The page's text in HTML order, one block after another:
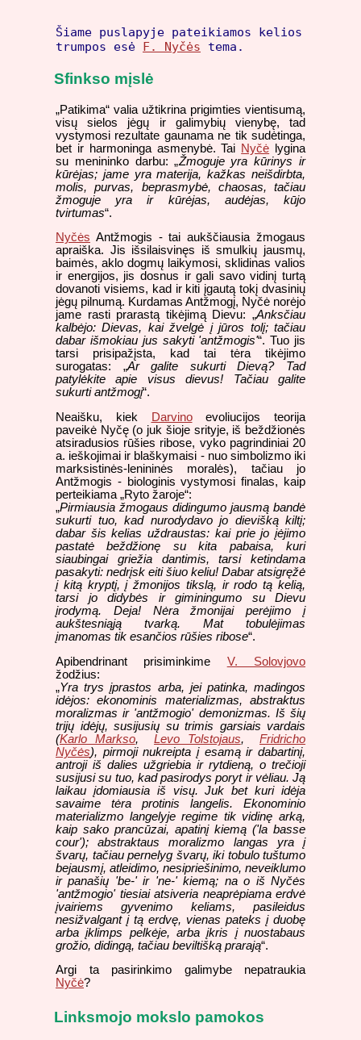
Šiame puslapyje pateikiamos kelios
trumpos esė F. Nyčės tema.
Sfinkso mįslė
„Patikima“ valia užtikrina prigimties vientisumą,
visų sielos jėgų ir galimybių vienybę, tad
vystymosi rezultate gaunama ne tik sudėtinga,
bet ir harmoninga asmenybė. Tai Nyčė lygina
su menininko darbu: „Žmoguje yra kūrinys ir
kūrėjas; jame yra materija, kažkas neišdirbta,
molis, purvas, beprasmybė, chaosas, tačiau
žmoguje yra ir kūrėjas, audėjas, kūjo
tvirtumas“.
Nyčės Antžmogis - tai aukščiausia žmogaus
apraiška. Jis išsilaisvinęs iš smulkių jausmų,
baimės, aklo dogmų laikymosi, sklidinas valios
ir energijos, jis dosnus ir gali savo vidinį turtą
dovanoti visiems, kad ir kiti įgautą tokį dvasinių
jėgų pilnumą. Kurdamas Antžmogį, Nyčė norėjo
jame rasti prarastą tikėjimą Dievu: „Anksčiau
kalbėjo: Dievas, kai žvelgė į jūros tolį; tačiau
dabar išmokiau jus sakyti 'antžmogis'“. Tuo jis
tarsi prisipažįsta, kad tai tėra tikėjimo
surogatas: „Ar galite sukurti Dievą? Tad
patylėkite apie visus dievus! Tačiau galite
sukurti antžmogį“.
Neaišku, kiek
Darvinoevoliucijos teorija
paveikė Nyčę (o juk šioje srityje, iš beždžionės
atsiradusios rūšies ribose, vyko pagrindiniai 20
a. ieškojimai ir blaškymaisi - nuo simbolizmo iki
marksistinės-lenininės moralės), tačiau jo
Antžmogis - biologinis vystymosi finalas, kaip
perteikiama „Ryto žaroje“:
„Pirmiausia žmogaus didingumo jausmą bandė
sukurti tuo, kad nurodydavo jo dievišką kiltį;
dabar šis kelias uždraustas: kai prie jo įėjimo
pastatė beždžionę su kita pabaisa, kuri
siaubingai griežia dantimis, tarsi ketindama
pasakyti: nedrįsk eiti šiuo keliu! Dabar atsigręžė
į kitą kryptį, į žmonijos tikslą, ir rodo tą kelią,
tarsi jo didybės ir giminingumo su Dievu
įrodymą. Deja! Nėra žmonijai perėjimo į
aukštesniąją tvarką. Mat tobulėjimas
įmanomas tik esančios rūšies ribose“.
Apibendrinant prisiminkime V. Solovjovo
žodžius:
„Yra trys įprastos arba, jei patinka, madingos
idėjos: ekonominis materializmas, abstraktus
moralizmas ir 'antžmogio' demonizmas. Iš šių
trijų idėjų, susijusių su trimis garsiais vardais
(Karlo Markso,Levo Tolstojaus,Fridricho
Nyčės), pirmoji nukreipta į esamą ir dabartinį,
antroji iš dalies užgriebia ir rytdieną, o trečioji
susijusi su tuo, kad pasirodys poryt ir vėliau. Ją
laikau įdomiausia iš visų. Juk bet kuri idėja
savaime tėra protinis langelis. Ekonominio
materializmo langelyje regime tik vidinę arką,
kaip sako prancūzai, apatinį kiemą ('la basse
cour'); abstraktaus moralizmo langas yra į
švarų, tačiau pernelyg švarų, iki tobulo tuštumo
bejausmį, atleidimo, nesipriešinimo, neveiklumo
ir panašių 'be-' ir 'ne-' kiemą; na o iš Nyčės
'antžmogio' tiesiai atsiveria neaprėpiama erdvė
įvairiems gyvenimo keliams, pasileidus
nesižvalgant į tą erdvę, vienas pateks į duobę
arba įklimps pelkėje, arba įkris į nuostabaus
grožio, didingą, tačiau beviltišką prarają“.
Argi ta pasirinkimo galimybe nepatraukia
Nyčė?
Linksmojo mokslo pamokos